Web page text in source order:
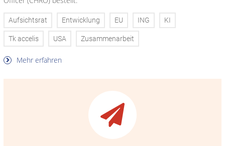
Aufsichtsrat Entwicklung EU ING KI
Tk accelis USA Zusammenarbeit
Mehr erfahren